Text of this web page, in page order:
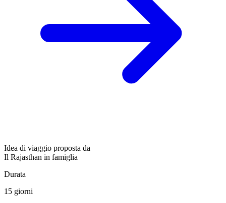
Idea di viaggio proposta da
Il Rajasthan in famiglia
Durata
15 giorni